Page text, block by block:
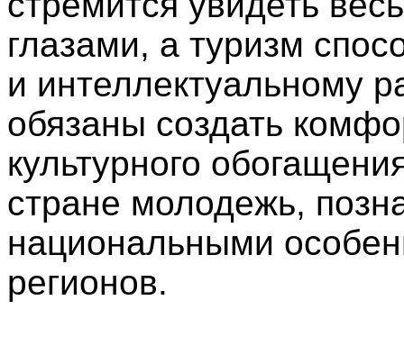
глазами, а туризм
и интеллектуальному
обязаны создать
культурного
стране молодежь,
национальными
регионов.